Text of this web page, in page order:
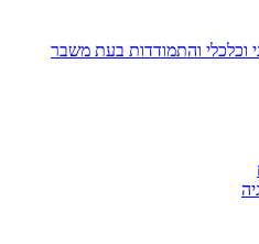
וכלכלי והתמודדות בעת משבר